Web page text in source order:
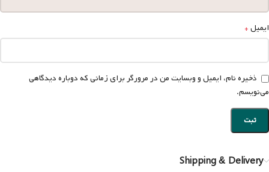
ایمیل*
ذخیره نام، ایمیل و وبسایت من در مرورگر برای زمانی که دوباره دیدگاهی
می‌نویسم.
Shipping & Delivery